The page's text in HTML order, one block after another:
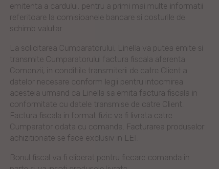
emitenta a cardului, pentru a primi mai multe informatii
referitoare la comisioanele bancare si costurile de
schimb valutar.
La solicitarea Cumparatorului, Linella va putea emite si
transmite Cumparatorului factura fiscala aferenta
Comenzii, in conditiile transmiterii de catre Client a
datelor necesare conform legii pentru intocmirea
acesteia urmand ca Linella sa emita factura fiscala in
conformitate cu datele transmise de catre Client.
Factura fiscala in format fizic va fi livrata catre
Cumparator odata cu comanda. Facturarea produselor
achizitionate se face exclusiv in LEI.
Bonul fiscal va fi eliberat pentru fiecare comanda in